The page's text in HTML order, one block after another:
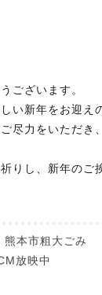
ございます。
い新年をお迎え
尽力をいただ
りし、新年のご
熊本市粗大ごみ
放映中